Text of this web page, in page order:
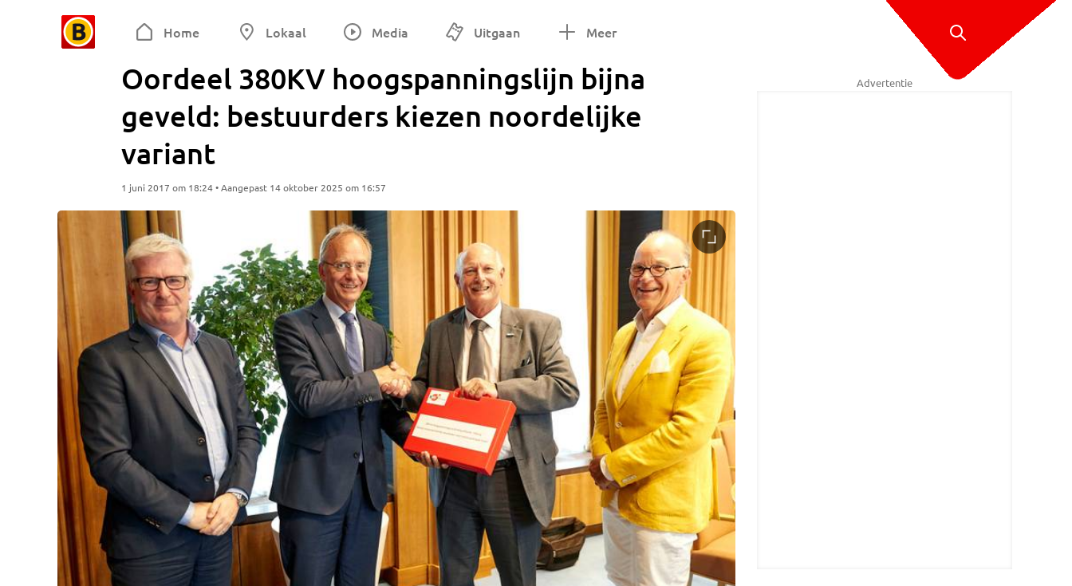
Home Lokaal Media Uitgaan Meer
Oordeel 380KV hoogspanningslijn bijna
geveld: bestuurders kiezen noordelijke
variant
1 juni 2017 om 18:24 • Aangepast 14 oktober 2025 om 16:57
Advertentie